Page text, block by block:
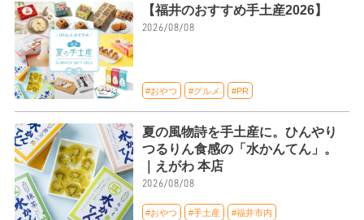
【福井のおすすめ手土産2026】
2026/08/08
#おやつ #グルメ #PR
夏の風物詩を手土産に。ひんやり
つるりん食感の「水かんてん」。
｜えがわ 本店
2026/08/08
#おやつ #手土産 #福井市内